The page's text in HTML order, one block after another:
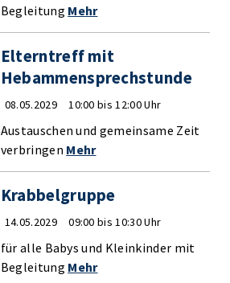
Begleitung Mehr
Elterntreff mit
Hebammensprechstunde
08.05.2029 10:00 bis 12:00 Uhr
Austauschen und gemeinsame Zeit
verbringen Mehr
Krabbelgruppe
14.05.2029 09:00 bis 10:30 Uhr
für alle Babys und Kleinkinder mit
Begleitung Mehr